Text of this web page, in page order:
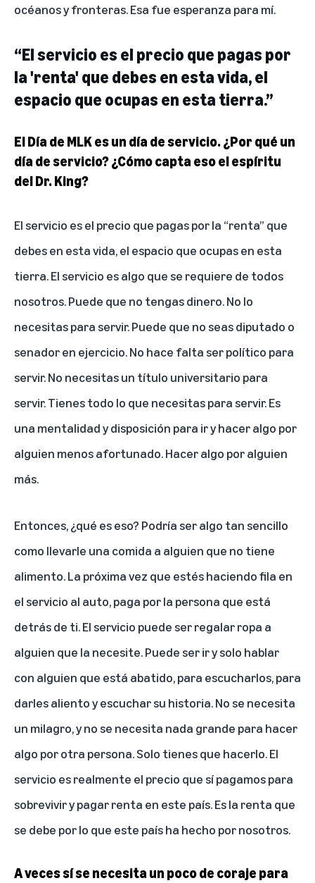
océanos y fronteras. Esa fue esperanza para mí.
“El servicio es el precio que pagas por
la 'renta' que debes en esta vida, el
espacio que ocupas en esta tierra.”
El Día de MLK es un día de servicio. ¿Por qué un
día de servicio? ¿Cómo capta eso el espíritu
del Dr. King?
El servicio es el precio que pagas por la “renta” que
debes en esta vida, el espacio que ocupas en esta
tierra. El servicio es algo que se requiere de todos
nosotros. Puede que no tengas dinero. No lo
necesitas para servir. Puede que no seas diputado o
senador en ejercicio. No hace falta ser político para
servir. No necesitas un título universitario para
servir. Tienes todo lo que necesitas para servir. Es
una mentalidad y disposición para ir y hacer algo por
alguien menos afortunado. Hacer algo por alguien
más.
Entonces, ¿qué es eso? Podría ser algo tan sencillo
como llevarle una comida a alguien que no tiene
alimento. La próxima vez que estés haciendo fila en
el servicio al auto, paga por la persona que está
detrás de ti. El servicio puede ser regalar ropa a
alguien que la necesite. Puede ser ir y solo hablar
con alguien que está abatido, para escucharlos, para
darles aliento y escuchar su historia. No se necesita
un milagro, y no se necesita nada grande para hacer
algo por otra persona. Solo tienes que hacerlo. El
servicio es realmente el precio que sí pagamos para
sobrevivir y pagar renta en este país. Es la renta que
se debe por lo que este país ha hecho por nosotros.
A veces sí se necesita un poco de coraje para